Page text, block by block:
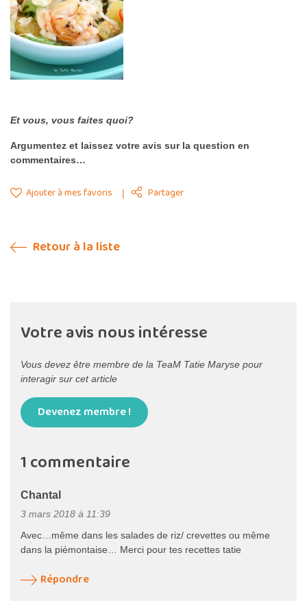
Et vous, vous faites quoi?
Argumentez et laissez votre avis sur la question en
commentaires…
Ajouter à mes favoris Partager
Retour à la liste
Votre avis nous intéresse
Vous devez être membre de la TeaM Tatie Maryse pour
interagir sur cet article
Devenez membre !
1 commentaire
Chantal
3 mars 2018 à 11:39
Avec…même dans les salades de riz/ crevettes ou même
dans la piémontaise… Merci pour tes recettes tatie
Répondre